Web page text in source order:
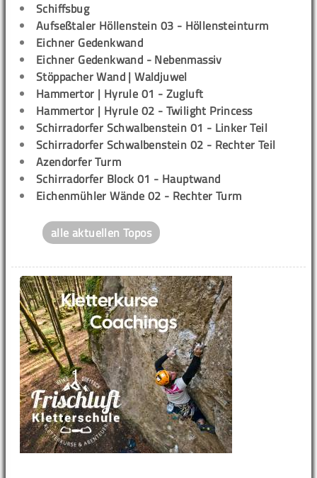
Schiffsbug
Aufseßtaler Höllenstein 03 - Höllensteinturm
Eichner Gedenkwand
Eichner Gedenkwand - Nebenmassiv
Stöppacher Wand | Waldjuwel
Hammertor | Hyrule 01 - Zugluft
Hammertor | Hyrule 02 - Twilight Princess
Schirradorfer Schwalbenstein 01 - Linker Teil
Schirradorfer Schwalbenstein 02 - Rechter Teil
Azendorfer Turm
Schirradorfer Block 01 - Hauptwand
Eichenmühler Wände 02 - Rechter Turm
alle aktuellen Topos